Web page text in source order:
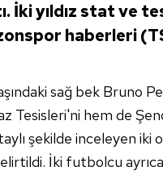
yıldız stat ve
haberleri
sağ bek Bruno
Tesisleri'ni hem de
şekilde inceleyen iki
İki futbolcu